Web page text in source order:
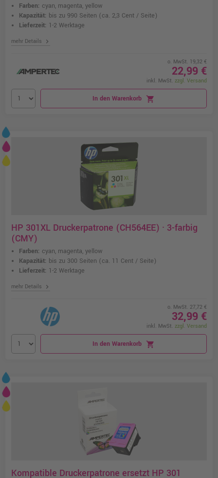
Farben: cyan, magenta, yellow
Kapazität: bis zu 990 Seiten (ca. 2,3 Cent / Seite)
Lieferzeit: 1-2 Werktage
mehr Details chevron_right
o. MwSt. 19,32 €
22,99 €
inkl. MwSt. zzgl. Versand
In den Warenkorb shopping_cart
HP 301XL Druckerpatrone (CH564EE) · 3-farbig
(CMY)
Farben: cyan, magenta, yellow
Kapazität: bis zu 300 Seiten (ca. 11 Cent / Seite)
Lieferzeit: 1-2 Werktage
mehr Details chevron_right
o. MwSt. 27,72 €
32,99 €
inkl. MwSt. zzgl. Versand
In den Warenkorb shopping_cart
Kompatible Druckerpatrone ersetzt HP 301